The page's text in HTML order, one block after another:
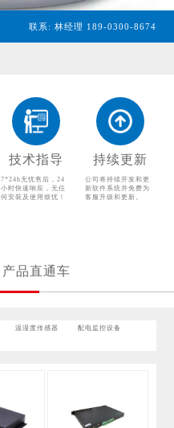
联系: 林经理 189-0300-8674
技术指导
7*24h无忧售后，24
小时快速响应，无任
何安装及使用烦忧！
持续更新
公司将持续开发和更
新软件系统并免费为
客服升级和更新。
产品直通车
温湿度传感器 配电监控设备